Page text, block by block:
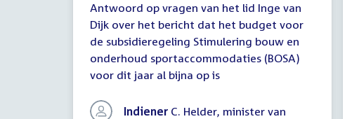
Antwoord
schriftelijke
vragen
Antwoord op vragen van het lid Inge van
Dijk over het bericht dat het budget voor
de subsidieregeling Stimulering bouw en
onderhoud sportaccommodaties (BOSA)
voor dit jaar al bijna op is
Indiener C. Helder, minister van